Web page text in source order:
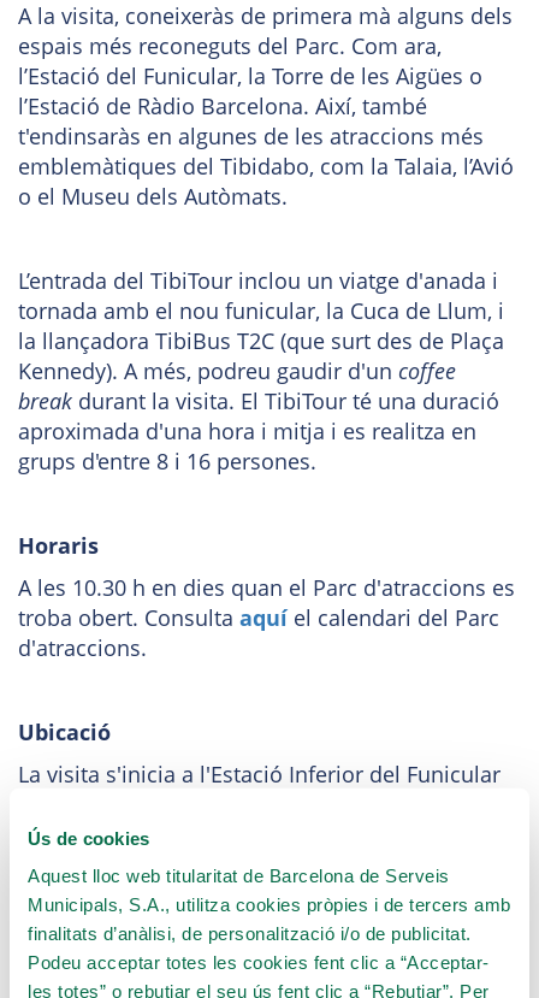
Ús de cookies
Aquest lloc web titularitat de Barcelona de Serveis
Municipals, S.A., utilitza cookies pròpies i de tercers amb
finalitats d’anàlisi, de personalització i/o de publicitat.
Podeu acceptar totes les cookies fent clic a “Acceptar-
les totes” o rebutjar el seu ús fent clic a “Rebutjar”. Per
A la visita, coneixeràs de primera mà alguns dels
espais més reconeguts del Parc. Com ara,
l’Estació del Funicular, la Torre de les Aigües o
l’Estació de Ràdio Barcelona. Així, també
t'endinsaràs en algunes de les atraccions més
emblemàtiques del Tibidabo, com la Talaia, l’Avió
o el Museu dels Autòmats.
L’entrada del TibiTour inclou un viatge d'anada i
tornada amb el nou funicular, la Cuca de Llum, i
la llançadora TibiBus T2C (que surt des de Plaça
Kennedy). A més, podreu gaudir d'un coffee
break durant la visita. El TibiTour té una duració
aproximada d'una hora i mitja i es realitza en
grups d'entre 8 i 16 persones.
Horaris
A les 10.30 h en dies quan el Parc d'atraccions es
troba obert. Consulta aquíel calendari del Parc
d'atraccions.
Ubicació
La visita s'inicia a l'Estació Inferior del Funicular
Venda exclusiva online. De moment, les visites es
realitzen en català o en castellà. És imprescindible
fer reserva prèvia.